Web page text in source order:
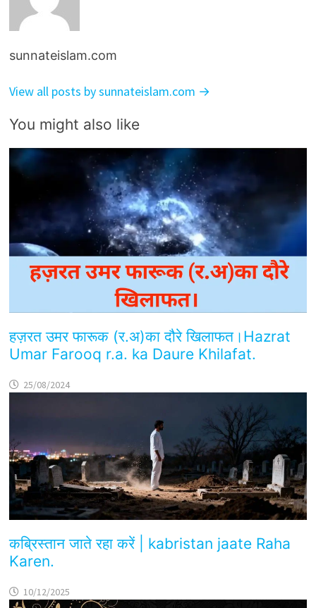
sunnateislam.com
View all posts by sunnateislam.com →
You might also like
हज़रत उमर फारूक (र.अ)का दौरे खिलाफत।Hazrat
Umar Farooq r.a. ka Daure Khilafat.
25/08/2024
कब्रिस्तान जाते रहा करें | kabristan jaate Raha
Karen.
10/12/2025